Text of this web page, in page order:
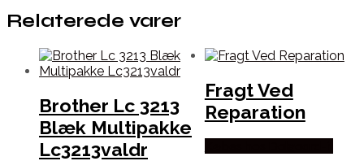
Relaterede varer
Brother Lc 3213
Blæk Multipakke
Lc3213valdr
Fragt Ved
Reparation